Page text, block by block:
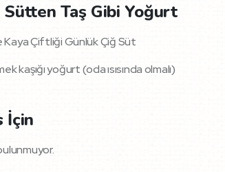
Sütten Taş Gibi Yoğurt
Kaya Çiftliği Günlük Çiğ Süt
kaşığı yoğurt (oda ısısında olmalı)
İçin